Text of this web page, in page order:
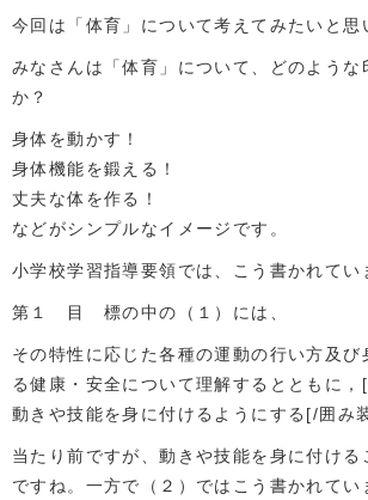
今回は「体育」について考えてみたいと思
みなさんは「体育」について、どのような
か？
身体を動かす！
身体機能を鍛える！
丈夫な体を作る！
などがシンプルなイメージです。
小学校学習指導要領では、こう書かれてい
第１ 目 標の中の（１）には、
その特性に応じた各種の運動の行い方及び
る健康・安全について理解するとともに
動きや技能を身に付けるようにする[/囲み
当たり前ですが、動きや技能を身に付ける
ですね。一方で（２）ではこう書かれてい